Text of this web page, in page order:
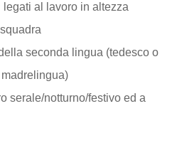
al lavoro in altezza
seconda lingua (tedesco o
serale/notturno/festivo ed a